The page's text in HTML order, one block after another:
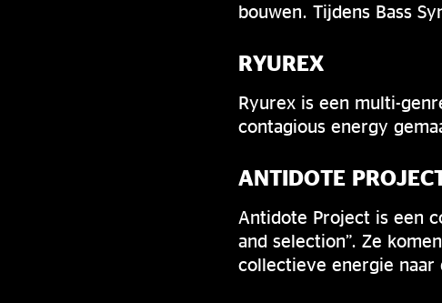
bouwen. Tijdens Bass
RYUREX
Ryurex is een multi-
contagious energy
ANTIDOTE
Antidote Project is een
and selection”. Ze
collectieve energie naar